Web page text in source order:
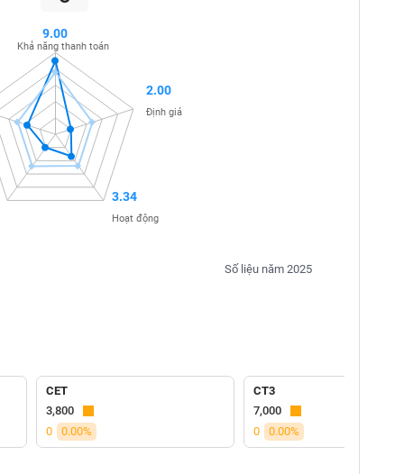
Số liệu năm 2025
9.00
Khả năng thanh toán
2.00
Định giá
3.34
Hoạt động
CET
3,800
0
0.00%
CT3
7,000
0
0.00%